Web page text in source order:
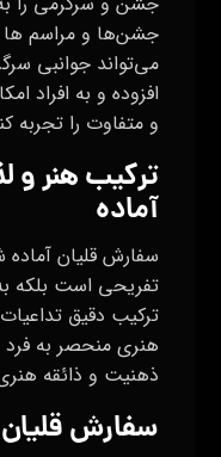
جشن‌ها و مراسم
می‌تواند جوانبی
افزوده و به افراد
و متفاوت را تجربه
ترکیب هنر و
آماده
سفارش قلیان
تفریحی است بلکه
ترکیب دقیق
هنری منحصر به فرد
ذهنیت و ذائقه
سفارش